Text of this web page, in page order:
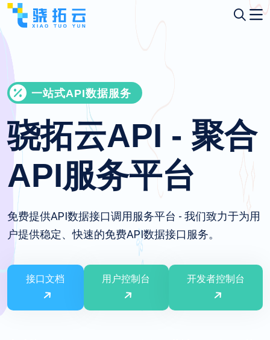
一站式API数据服务
骁拓云API - 聚合
API服务平台
免费提供API数据接口调用服务平台 - 我们致力于为用
户提供稳定、快速的免费API数据接口服务。
接口文档 用户控制台 开发者控制台